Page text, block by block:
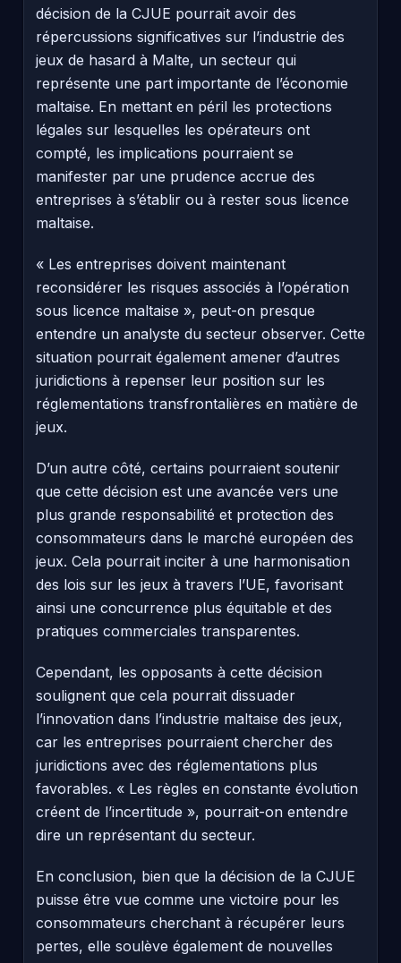
décision de la CJUE pourrait avoir des
répercussions significatives sur l’industrie des
jeux de hasard à Malte, un secteur qui
représente une part importante de l’économie
maltaise. En mettant en péril les protections
légales sur lesquelles les opérateurs ont
compté, les implications pourraient se
manifester par une prudence accrue des
entreprises à s’établir ou à rester sous licence
maltaise.
« Les entreprises doivent maintenant
reconsidérer les risques associés à l’opération
sous licence maltaise », peut-on presque
entendre un analyste du secteur observer. Cette
situation pourrait également amener d’autres
juridictions à repenser leur position sur les
réglementations transfrontalières en matière de
jeux.
D’un autre côté, certains pourraient soutenir
que cette décision est une avancée vers une
plus grande responsabilité et protection des
consommateurs dans le marché européen des
jeux. Cela pourrait inciter à une harmonisation
des lois sur les jeux à travers l’UE, favorisant
ainsi une concurrence plus équitable et des
pratiques commerciales transparentes.
Cependant, les opposants à cette décision
soulignent que cela pourrait dissuader
l’innovation dans l’industrie maltaise des jeux,
car les entreprises pourraient chercher des
juridictions avec des réglementations plus
favorables. « Les règles en constante évolution
créent de l’incertitude », pourrait-on entendre
dire un représentant du secteur.
En conclusion, bien que la décision de la CJUE
puisse être vue comme une victoire pour les
consommateurs cherchant à récupérer leurs
pertes, elle soulève également de nouvelles